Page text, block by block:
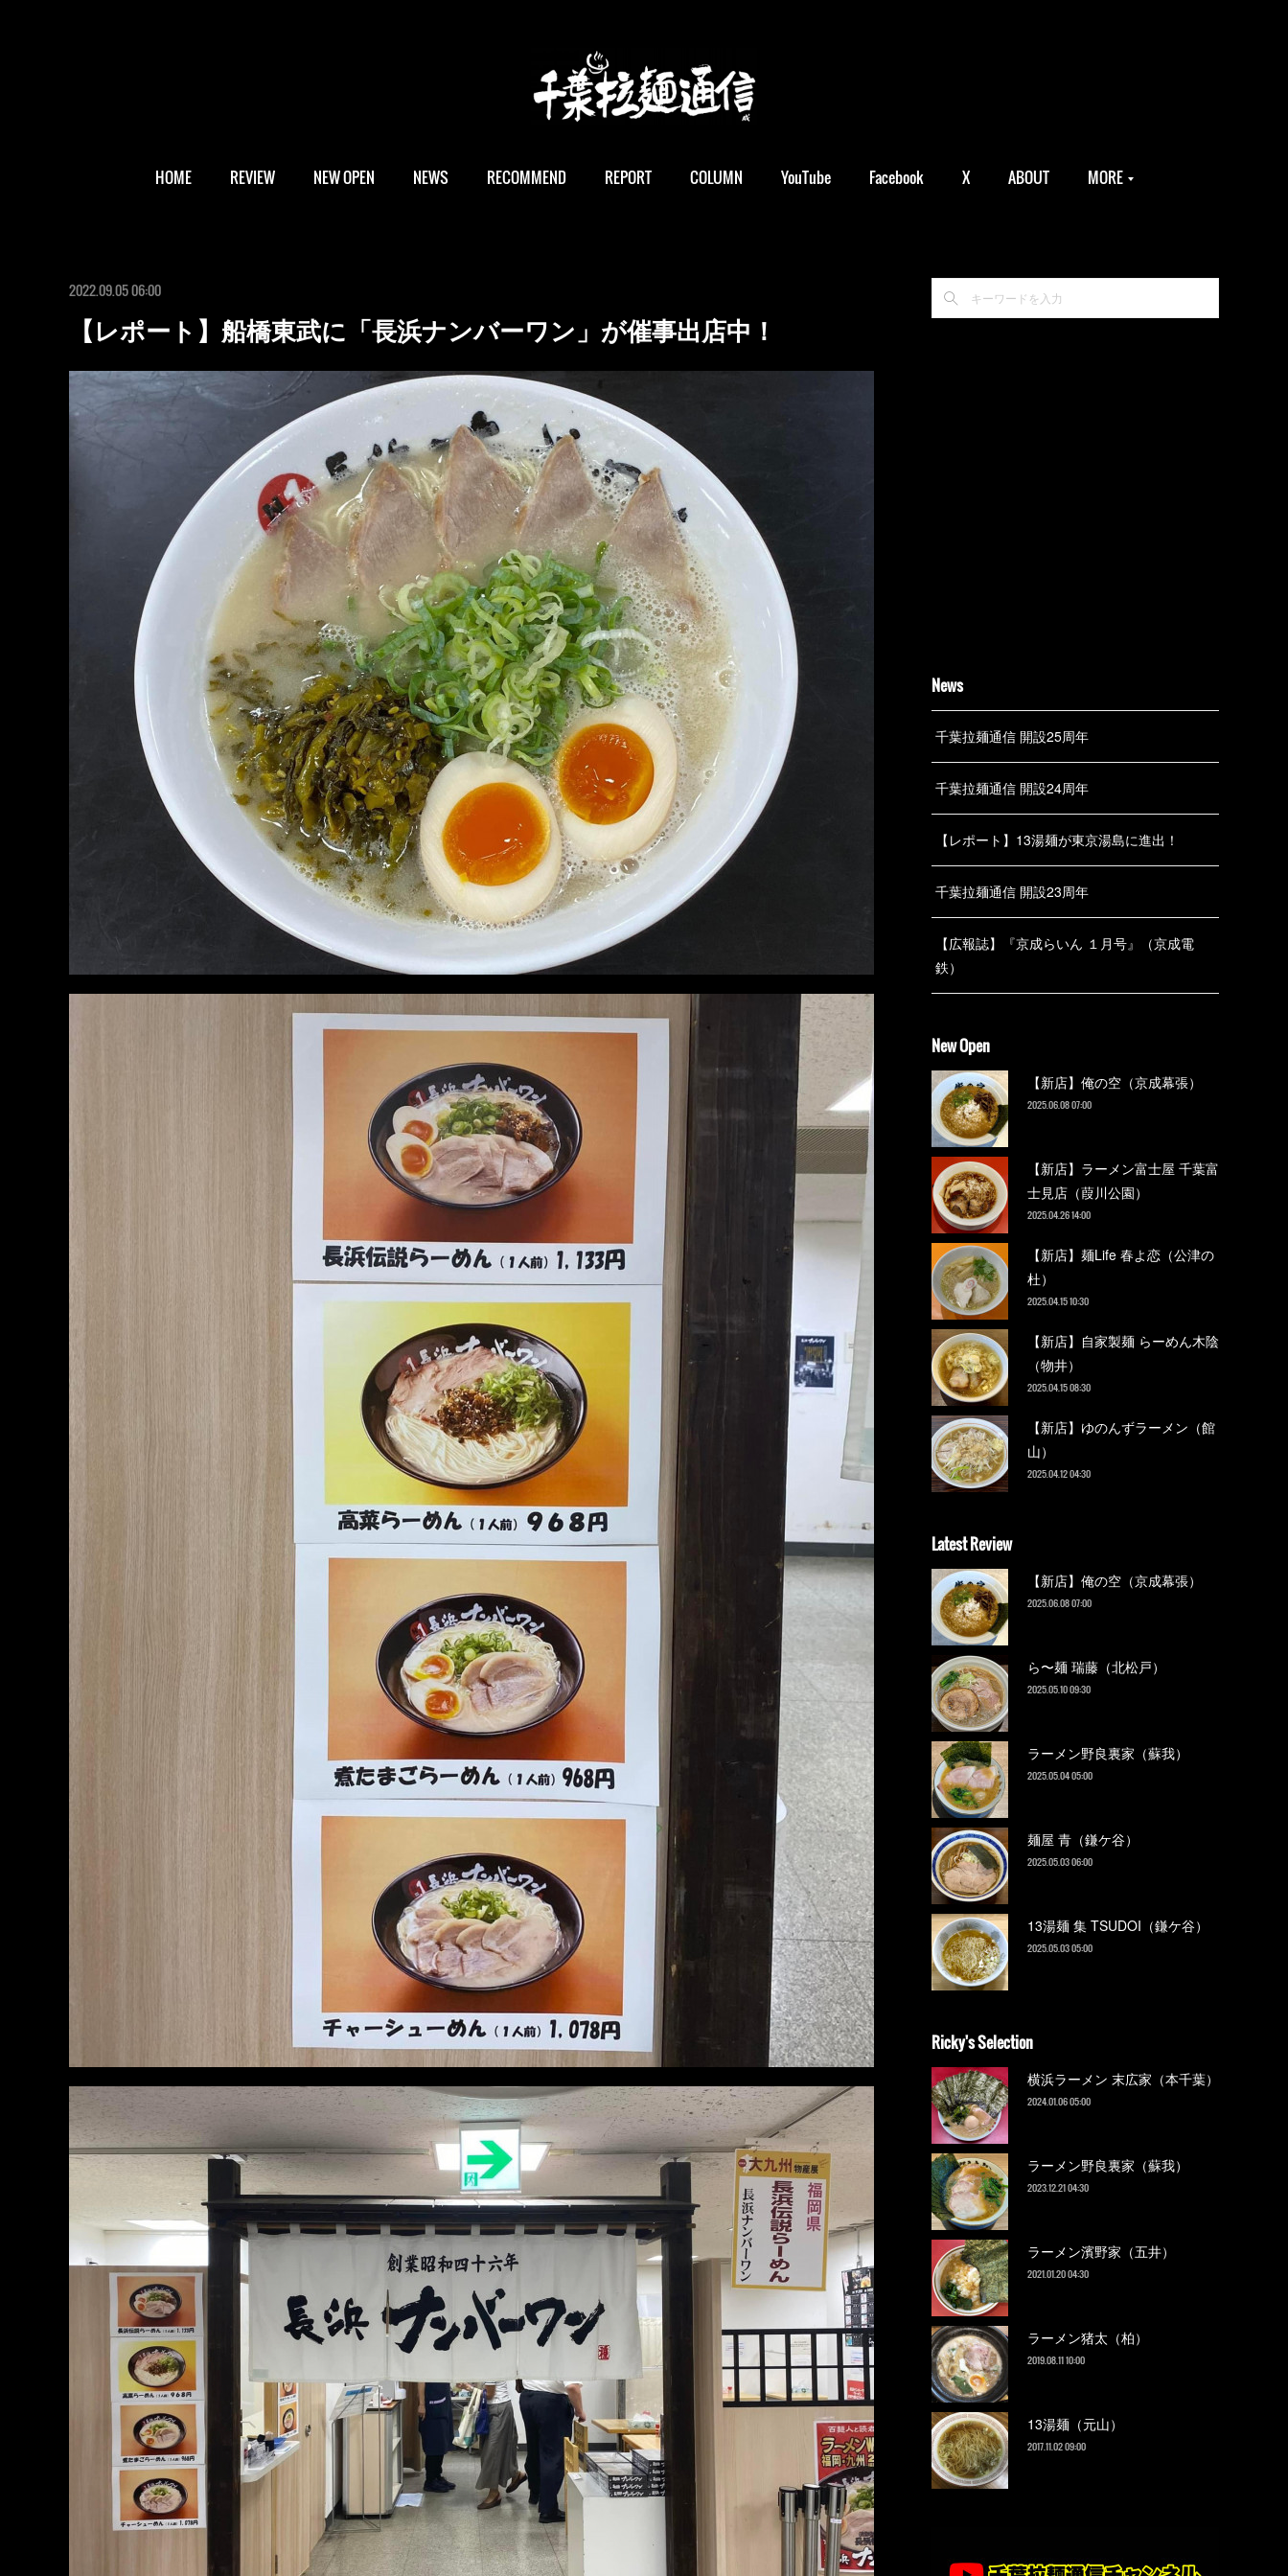
HOME REVIEW NEW OPEN NEWS RECOMMEND REPORT COLUMN YouTube Facebook X ABOUT MORE
2022.09.05 06:00
【レポート】船橋東武に「長浜ナンバーワン」が催事出店中！
News
千葉拉麺通信 開設25周年
千葉拉麺通信 開設24周年
【レポート】13湯麺が東京湯島に進出！
千葉拉麺通信 開設23周年
【広報誌】『京成らいん １月号』（京成電
鉄）
New Open
【新店】俺の空（京成幕張）
2025.06.08 07:00
【新店】ラーメン富士屋 千葉富
士見店（葭川公園）
2025.04.26 14:00
【新店】麺Life 春よ恋（公津の
杜）
2025.04.15 10:30
【新店】自家製麺 らーめん木陰
（物井）
2025.04.15 08:30
【新店】ゆのんずラーメン（館
山）
2025.04.12 04:30
Latest Review
【新店】俺の空（京成幕張）
2025.06.08 07:00
ら〜麺 瑞藤（北松戸）
2025.05.10 09:30
ラーメン野良裏家（蘇我）
2025.05.04 05:00
麺屋 青（鎌ケ谷）
2025.05.03 06:00
13湯麺 集 TSUDOI（鎌ケ谷）
2025.05.03 05:00
Ricky's Selection
横浜ラーメン 末広家（本千葉）
2024.01.06 05:00
ラーメン野良裏家（蘇我）
2023.12.21 04:30
ラーメン濱野家（五井）
2021.01.20 04:30
ラーメン猪太（柏）
2019.08.11 10:00
13湯麺（元山）
2017.11.02 09:00